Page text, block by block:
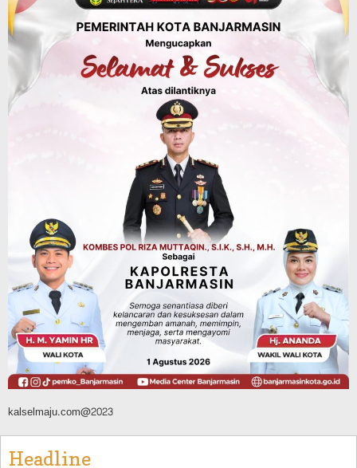
Agustus 9, 2026
Sosial & Keagamaan
45 Pramuka Banjarmasin Berangkat ke
Jamnas XII Cibubur, Termasuk Dua
Peserta Berkebutuhan Khusus
Aksi Hijau di Desa Sungairangas Banjar,
Ratusan Pohon Ditanam, Hampir 2 Ton
Sampah Terkumpul dari Penukaran
dengan Sembako
Agustus 9, 2026
kalselmaju.com@2023
Headline